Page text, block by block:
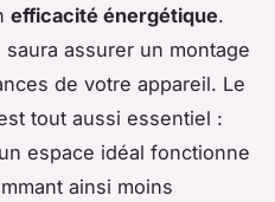
efficacité énergétique.
assurer un montage
de votre appareil. Le
tout aussi essentiel :
espace idéal fonctionne
ainsi moins